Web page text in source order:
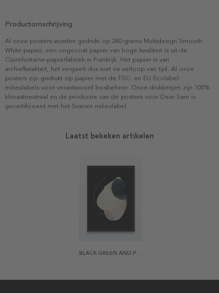
Productomschrijving
Al onze posters worden gedrukt op 240-grams Multidesign Smooth
White-papier, een ongecoat papier van hoge kwaliteit is uit de
Clairefontaine-papierfabriek in Frankrijk. Het papier is van
archiefkwaliteit, het vergeelt dus niet na verloop van tijd. Al onze
posters zijn gedrukt op papier met de FSC- en EU Ecolabel-
milieulabels voor verantwoord bosbeheer. Onze drukkerijen zijn 100%
klimaatneutraal en de productie van de posters voor Dear Sam is
gecertificeerd met het Svanen milieulabel.
Laatst bekeken artikelen
BLACK GREEN AND PINK STONES POSTER